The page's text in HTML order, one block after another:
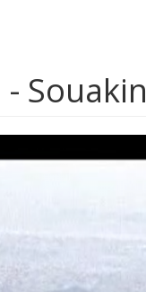
Souakin